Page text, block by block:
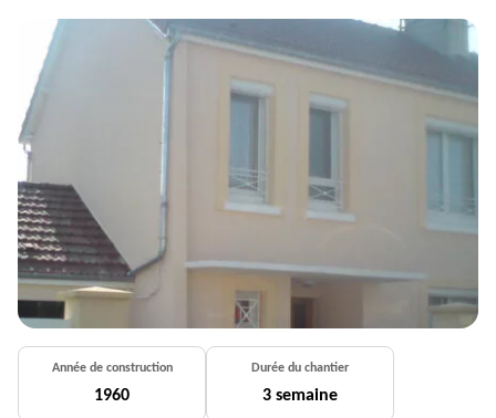
Année de construction
1960
Durée du chantier
3 semaine